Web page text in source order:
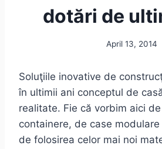
dotări de
April 13, 2014
Soluţiile inovative de
în ultimii ani conceptul de
realitate. Fie că vorbim aici
containere, de case
de folosirea celor mai noi